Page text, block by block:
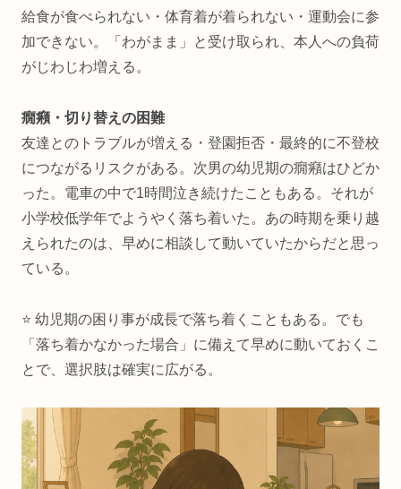
給食が食べられない・体育着が着られない・運動会に参
加できない。「わがまま」と受け取られ、本人への負荷
がじわじわ増える。
癇癪・切り替えの困難
友達とのトラブルが増える・登園拒否・最終的に不登校
につながるリスクがある。次男の幼児期の癇癪はひどか
った。電車の中で1時間泣き続けたこともある。それが
小学校低学年でようやく落ち着いた。あの時期を乗り越
えられたのは、早めに相談して動いていたからだと思っ
ている。
⭐ 幼児期の困り事が成長で落ち着くこともある。でも
「落ち着かなかった場合」に備えて早めに動いておくこ
とで、選択肢は確実に広がる。